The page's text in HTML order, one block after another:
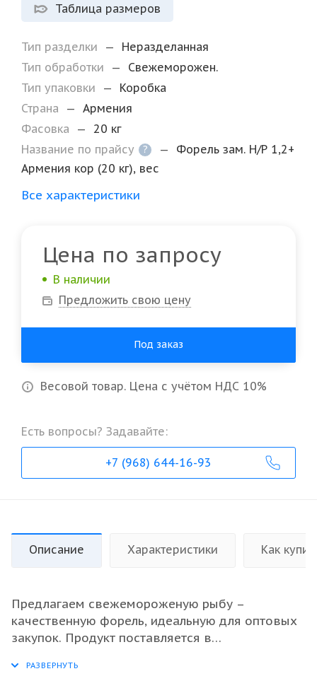
Таблица размеров
Тип разделки —
Неразделанная
Тип обработки
—
Свежеморожен.
Тип упаковки
—
Коробка
Страна
— Армения
Фасовка
— 20 кг
Название по прайсу
? —
Форель зам. Н/Р 1,2+
Армения кор (20 кг), вес
Все характеристики
Цена по запросу
В наличии
Предложить свою цену
Под заказ
Весовой товар. Цена с учётом НДС 10%
Есть вопросы? Задавайте:
+7 (968) 644-16-93
Описание Характеристики Как
Предлагаем свежемороженую рыбу –
качественную форель, идеальную для оптовых
закупок. Продукт поставляется в
ее природный вкус и полезные свойства на